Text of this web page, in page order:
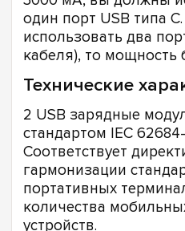
один порт USB типа
использовать два
кабеля), то мощность
Технические
2 USB зарядные
стандартом IEC
Соответствует
гармонизации
портативных
количества
устройств.